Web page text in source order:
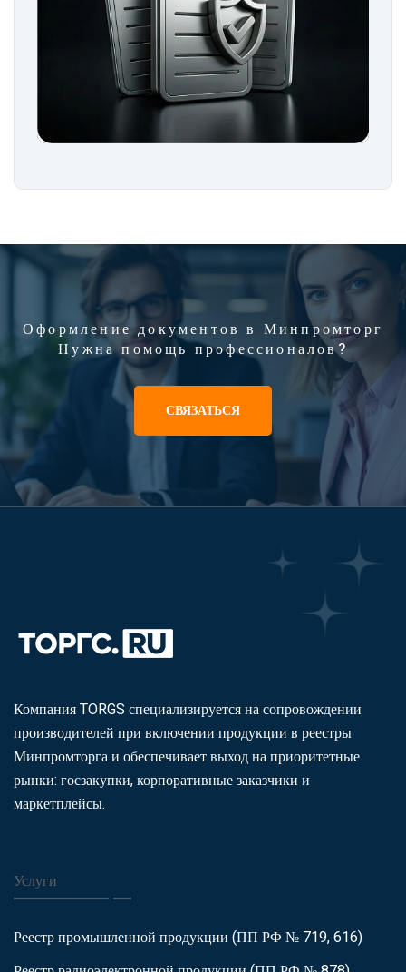
Оформление документов в Минпромторг
Нужна помощь профессионалов?
СВЯЗАТЬСЯ
Компания TORGS специализируется на сопровождении
производителей при включении продукции в реестры
Минпромторга и обеспечивает выход на приоритетные
рынки: госзакупки, корпоративные заказчики и
маркетплейсы.
Услуги
Реестр промышленной продукции (ПП РФ № 719, 616)